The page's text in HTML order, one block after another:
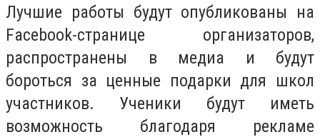
Лучшие работы будут опубликованы на
Facebook-странице организаторов,
распространены в медиа и будут
бороться за ценные подарки для школ
участников. Ученики будут иметь
возможность благодаря рекламе